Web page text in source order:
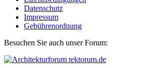
Datenschutz
Impressum
Gebührenordnung
Besuchen Sie auch unser Forum: